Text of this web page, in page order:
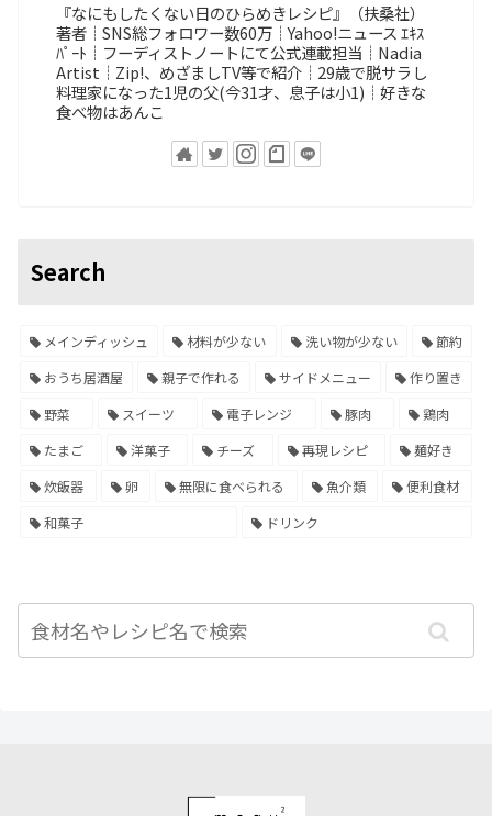
『なにもしたくない日のひらめきレシピ』（扶桑社）
著者┊SNS総フォロワー数60万┊Yahoo!ニュース ｴｷｽ
ﾊﾟｰﾄ┊フーディストノートにて公式連載担当┊Nadia
Artist┊Zip!、めざましTV等で紹介┊29歳で脱サラし
料理家になった1児の父(今31才、息子は小1)┊好きな
食べ物はあんこ
Search
メインディッシュ 材料が少ない 洗い物が少ない
節約
おうち居酒屋
親子で作れる サイドメニュー
作り置き
野菜
スイーツ 電子レンジ 豚肉
鶏肉
たまご
洋菓子 チーズ 再現レシピ
麺好き
炊飯器
卵 無限に食べられる 魚介類
便利食材
和菓子
ドリンク